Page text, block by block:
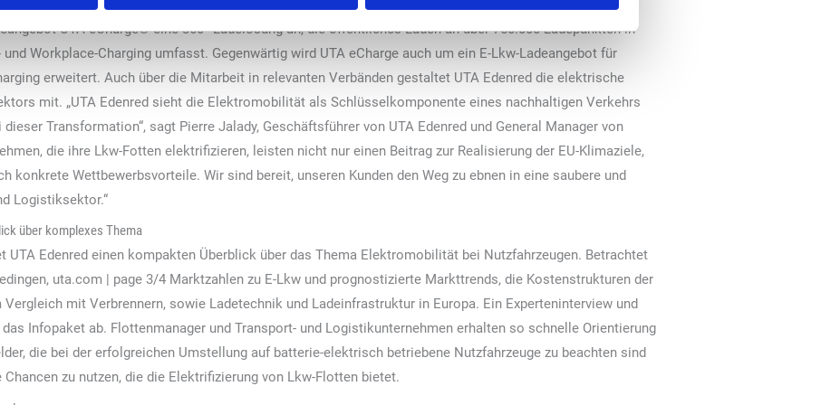
EV-Ladeplattformen, der seit Anfang des Jahres Teil der Edenred Gruppe ist. In Kooperation mit Spirii
UTA eCharge® eine 360°-Ladelösung an, die öffentliches Laden an über 750.000 Ladepunkten in
Workplace-Charging umfasst. Gegenwärtig wird UTA eCharge auch um ein E-Lkw-Ladeangebot für
erweitert. Auch über die Mitarbeit in relevanten Verbänden gestaltet UTA Edenred die elektrische
mit. „UTA Edenred sieht die Elektromobilität als Schlüsselkomponente eines nachhaltigen Verkehrs
Transformation“, sagt Pierre Jalady, Geschäftsführer von UTA Edenred und General Manager von
die ihre Lkw-Fotten elektrifizieren, leisten nicht nur einen Beitrag zur Realisierung der EU-Klimaziele,
konkrete Wettbewerbsvorteile. Wir sind bereit, unseren Kunden den Weg zu ebnen in eine saubere und
Logistiksektor.“
über komplexes Thema
UTA Edenred einen kompakten Überblick über das Thema Elektromobilität bei Nutzfahrzeugen. Betrachtet
uta.com | page 3/4 Marktzahlen zu E-Lkw und prognostizierte Markttrends, die Kostenstrukturen der
Vergleich mit Verbrennern, sowie Ladetechnik und Ladeinfrastruktur in Europa. Ein Experteninterview und
Infopaket ab. Flottenmanager und Transport- und Logistikunternehmen erhalten so schnelle Orientierung
die bei der erfolgreichen Umstellung auf batterie-elektrisch betriebene Nutzfahrzeuge zu beachten sind
zu nutzen, die die Elektrifizierung von Lkw-Flotten bietet.